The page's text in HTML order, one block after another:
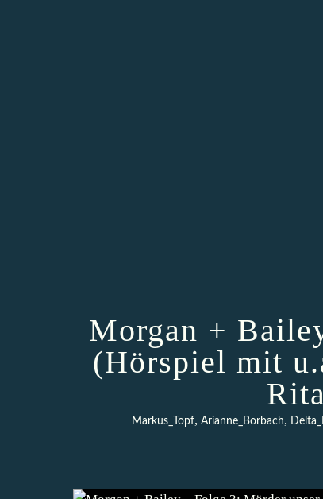
Morgan +
(Hörspiel mit
Markus_Topf, Arianne_Borbach,